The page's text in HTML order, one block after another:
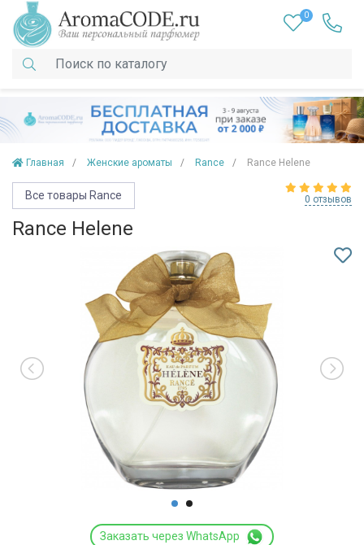
0
Главная Женские ароматы Rance Rance Helene
Все товары Rance 0 отзывов
Rance Helene
Заказать через WhatsApp